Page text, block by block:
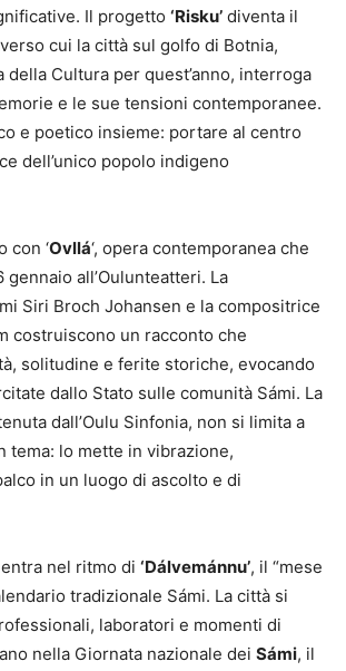
Il progetto ‘Risku’ diventa il
cui la città sul golfo di Botnia,
della Cultura per quest’anno, interroga
e le sue tensioni contemporanee.
e poetico insieme: portare al centro
dell’unico popolo indigeno
con ‘Ovllá‘, opera contemporanea che
gennaio all’Oulunteatteri. La
Siri Broch Johansen e la compositrice
costruiscono un racconto che
solitudine e ferite storiche, evocando
dallo Stato sulle comunità Sámi. La
dall’Oulu Sinfonia, non si limita a
tema: lo mette in vibrazione,
in un luogo di ascolto e di
nel ritmo di ‘Dálvemánnu’, il “mese
tradizionale Sámi. La città si
laboratori e momenti di
nella Giornata nazionale dei Sámi, il